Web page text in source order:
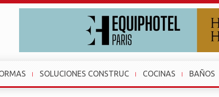
SOLUCIONES CONSTRUC COCINAS BAÑOS